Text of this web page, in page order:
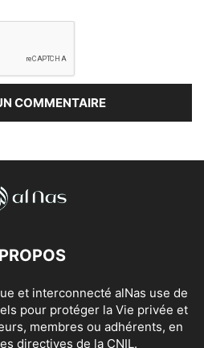
et interconnecté alNas use de
pour protéger la Vie privée et
membres ou adhérents, en
directives de la CNIL.